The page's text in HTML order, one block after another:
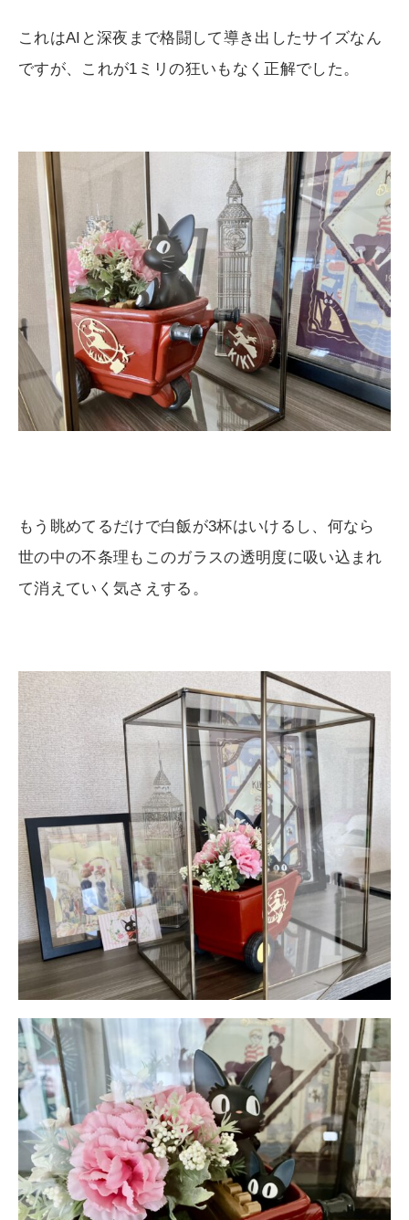
これはAIと深夜まで格闘して導き出したサイズなん
ですが、これが1ミリの狂いもなく正解でした。
もう眺めてるだけで白飯が3杯はいけるし、何なら
世の中の不条理もこのガラスの透明度に吸い込まれ
て消えていく気さえする。